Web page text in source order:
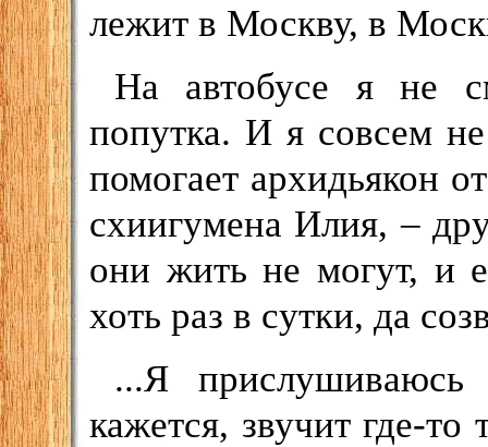
лежит в Москву, в
На автобусе я не
попутка. И я совсем
помогает архидьякон
схиигумена Илия, –
они жить не могут, и
хоть раз в сутки, да
...Я прислушиваюсь
кажется, звучит где-